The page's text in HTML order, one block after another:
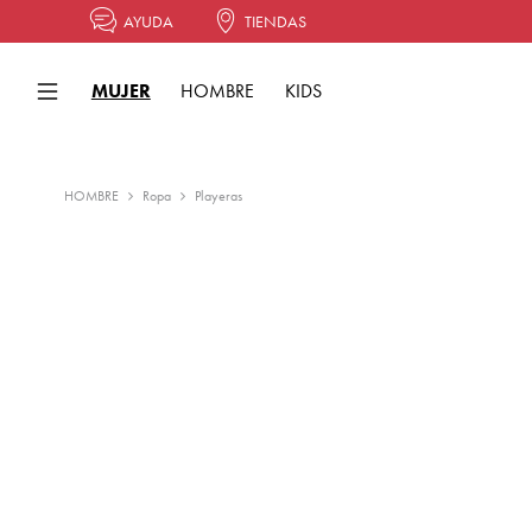
AYUDA TIENDAS
MUJER HOMBRE KIDS
HOMBRE Ropa Playeras